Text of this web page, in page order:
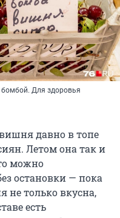
Для здоровья
давно в топе
Летом она так и
можно
остановки — пока
только вкусна,
есть